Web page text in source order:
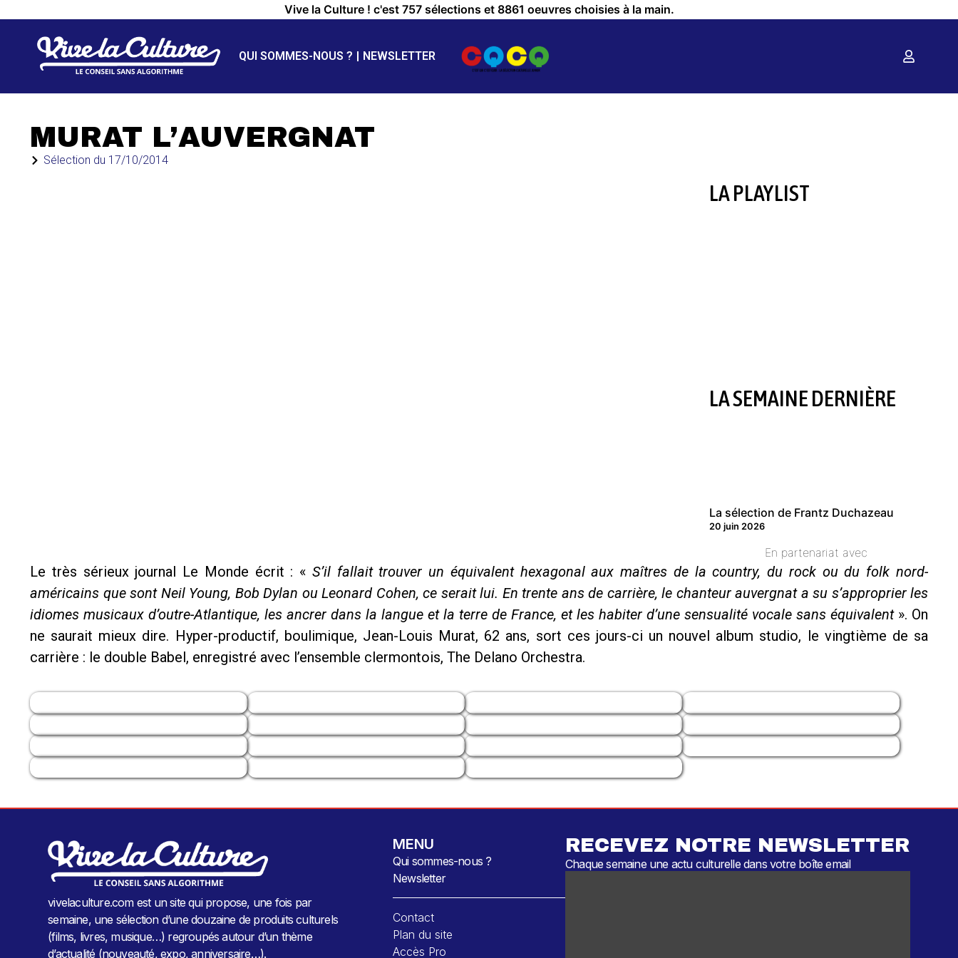
Vive la Culture ! c'est 757 sélections et 8861 oeuvres choisies à la main.
QUI SOMMES-NOUS ? NEWSLETTER
MURAT L’AUVERGNAT
Sélection du 17/10/2014
LA PLAYLIST
LA SEMAINE DERNIÈRE
La sélection de Frantz Duchazeau
20 juin 2026
En partenariat avec
Le très sérieux journal Le Monde écrit : « S’il fallait trouver un équivalent hexagonal aux maîtres de la country, du rock ou du folk nord-
américains que sont Neil Young, Bob Dylan ou Leonard Cohen, ce serait lui. En trente ans de carrière, le chanteur auvergnat a su s’approprier les
idiomes musicaux d’outre-Atlantique, les ancrer dans la langue et la terre de France, et les habiter d’une sensualité vocale sans équivalent». On
ne saurait mieux dire. Hyper-productif, boulimique, Jean-Louis Murat, 62 ans, sort ces jours-ci un nouvel album studio, le vingtième de sa
carrière : le double Babel, enregistré avec l’ensemble clermontois, The Delano Orchestra.
vivelaculture.com est un site qui propose, une fois par
semaine, une sélection d’une douzaine de produits culturels
(films, livres, musique…) regroupés autour d’un thème
d’actualité (nouveauté, expo, anniversaire…).
MENU
Qui sommes-nous ?
Newsletter
Contact
Plan du site
Accès Pro
RECEVEZ NOTRE NEWSLETTER
Chaque semaine une actu culturelle dans votre boîte email